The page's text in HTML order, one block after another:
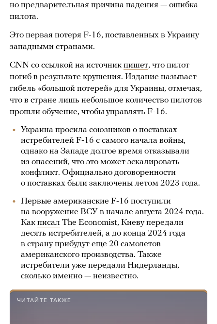
но предварительная причина падения — ошибка
пилота.
Это первая потеря F-16, поставленных в Украину
западными странами.
CNN со ссылкой на источник пишет, что пилот
погиб в результате крушения. Издание называет
гибель «большой потерей» для Украины, отмечая,
что в стране лишь небольшое количество пилотов
прошли обучение, чтобы управлять F-16.
Украина просила союзников о поставках
истребителей F-16 с самого начала войны,
однако на Западе долгое время отказывали
из опасений, что это может эскалировать
конфликт. Официально договоренности
о поставках были заключены летом 2023 года.
Первые американские F-16 поступили
на вооружение ВСУ в начале августа 2024 года.
Как писал The Economist, Киеву передали
десять истребителей, а до конца 2024 года
в страну прибудут еще 20 самолетов
американского производства. Также
истребители уже передали Нидерланды,
сколько именно — неизвестно.
ЧИТАЙТЕ ТАКЖЕ